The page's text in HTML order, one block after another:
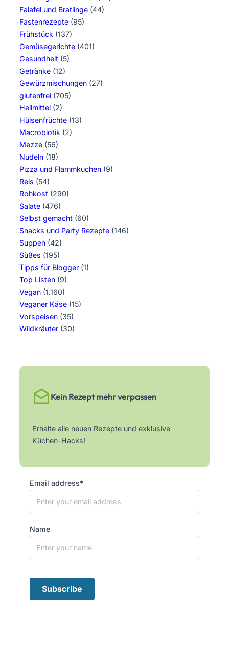
Falafel und Bratlinge (44)
Fastenrezepte (95)
Frühstück (137)
Gemüsegerichte (401)
Gesundheit (5)
Getränke (12)
Gewürzmischungen (27)
glutenfrei (705)
Heilmittel (2)
Hülsenfrüchte (13)
Macrobiotik (2)
Mezze (56)
Nudeln (18)
Pizza und Flammkuchen (9)
Reis (54)
Rohkost (290)
Salate (476)
Selbst gemacht (60)
Snacks und Party Rezepte (146)
Suppen (42)
Süßes (195)
Tipps für Blogger (1)
Top Listen (9)
Vegan (1.160)
Veganer Käse (15)
Vorspeisen (35)
Wildkräuter (30)
Kein Rezept mehr verpassen
Erhalte alle neuen Rezepte und exklusive
Küchen-Hacks!
Email address*
Name